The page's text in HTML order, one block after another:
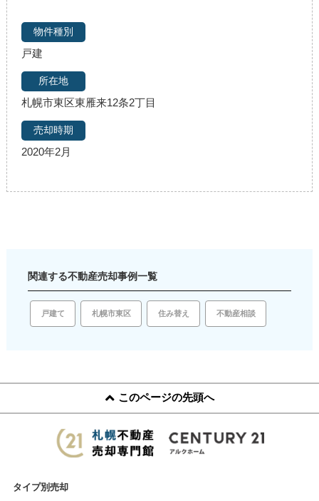
戸建
札幌市東区東雁来12条2丁目
2020年2月
関連する不動産売却事例一覧
戸建て 札幌市東区 住み替え 不動産相談
このページの先頭へ
タイプ別売却